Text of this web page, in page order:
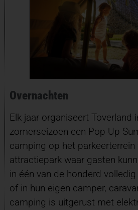
Overnachten
Elk jaar organiseert Toverland
zomerseizoen een Pop-Up
camping op het parkeerterrein
attractiepark waar gasten
in één van de honderd
of in hun eigen camper,
camping is uitgerust met